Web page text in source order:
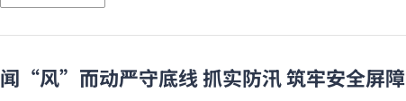
闻“风”而动严守底线 抓实防汛 筑牢安全屏障